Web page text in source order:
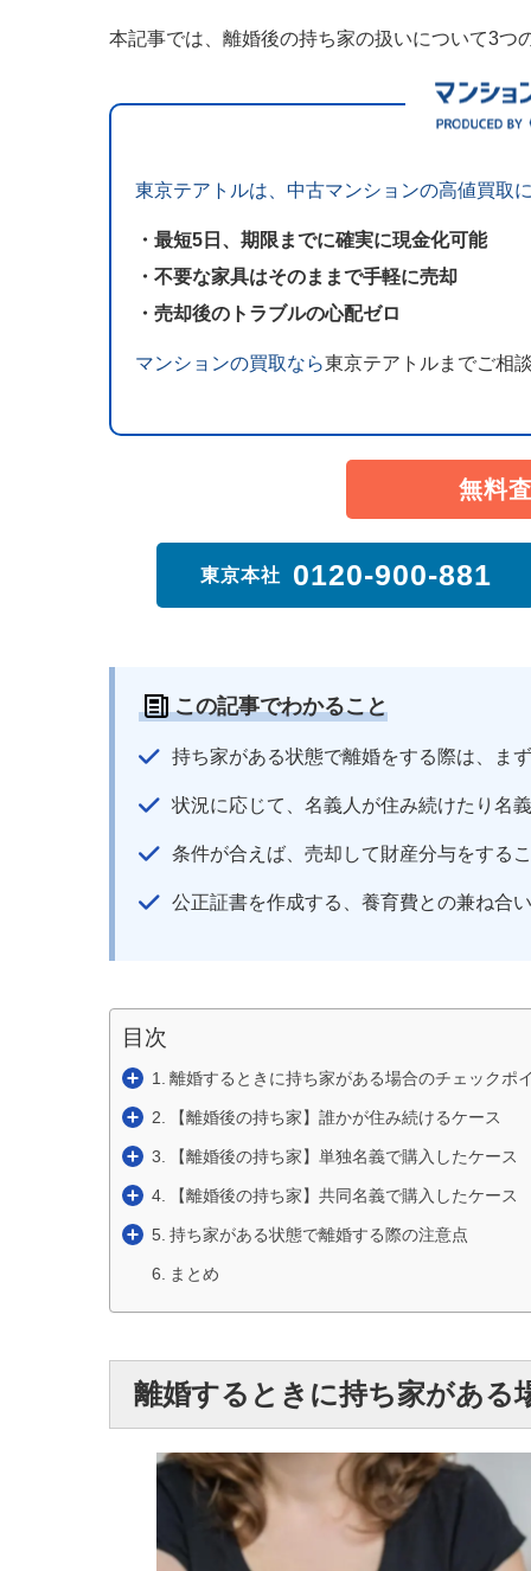
本記事では、離婚後の持ち家の扱いについて3つ
東京テアトルは、中古マンションの高値買取
・最短5日、期限までに確実に現金化可能
・不要な家具はそのままで手軽に売却
・売却後のトラブルの心配ゼロ
マンションの買取なら東京テアトルまでご相
無料
東京本社 0120-900-881
この記事でわかること
持ち家がある状態で離婚をする際は、ま
状況に応じて、名義人が住み続けたり名
条件が合えば、売却して財産分与をする
公正証書を作成する、養育費との兼ね合
目次
離婚するときに持ち家がある場合のチェックポ
【離婚後の持ち家】誰かが住み続けるケース
【離婚後の持ち家】単独名義で購入したケース
【離婚後の持ち家】共同名義で購入したケース
持ち家がある状態で離婚する際の注意点
まとめ
離婚するときに持ち家がある